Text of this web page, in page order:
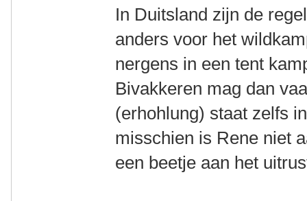
In Duitsland zijn de
anders voor het
nergens in een tent
Bivakkeren mag dan
(erhohlung) staat zelfs
misschien is Rene niet
een beetje aan het